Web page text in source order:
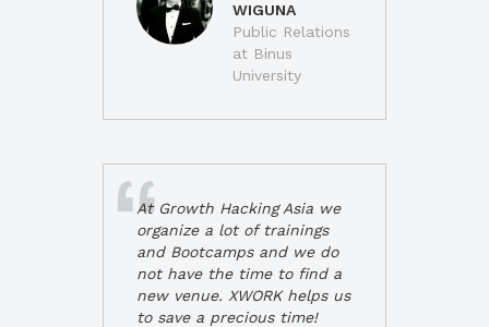
WIGUNA
Public Relations
at Binus
University
At Growth Hacking Asia we
organize a lot of trainings
and Bootcamps and we do
not have the time to find a
new venue. XWORK helps us
to save a precious time!